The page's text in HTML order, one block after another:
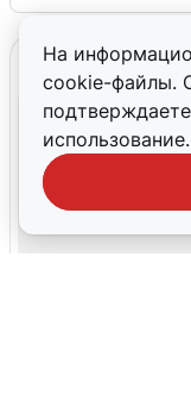
На
cookie-файлы.
использование.